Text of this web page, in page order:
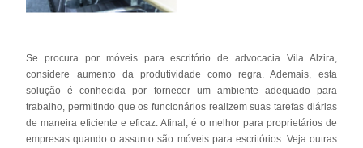
Se procura por móveis para escritório de advocacia Vila Alzira,
considere aumento da produtividade como regra. Ademais, esta
solução é conhecida por fornecer um ambiente adequado para
trabalho, permitindo que os funcionários realizem suas tarefas diárias
de maneira eficiente e eficaz. Afinal, é o melhor para proprietários de
empresas quando o assunto são móveis para escritórios. Veja outras